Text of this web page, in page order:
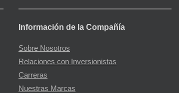
Información de la Compañía
Sobre Nosotros
Relaciones con Inversionistas
Carreras
Nuestras Marcas